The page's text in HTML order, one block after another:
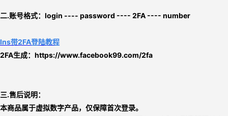
二.账号格式： login ---- password ---- 2FA ---- number
Ins带2FA登陆教程
2FA生成： https://www.facebook99.com/2fa
三.售后说明：
本商品属于虚拟数字产品，仅保障首次登录。